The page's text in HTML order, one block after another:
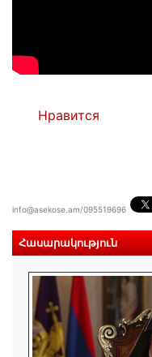
Нравится
info@asekose.am/095519696
Հասարակություն